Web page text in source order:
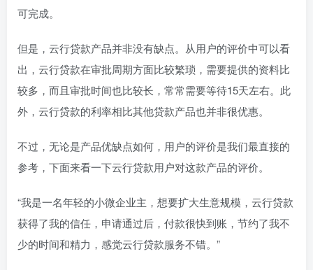
可完成。
但是，云行贷款产品并非没有缺点。从用户的评价中可以看
出，云行贷款在审批周期方面比较繁琐，需要提供的资料比
较多，而且审批时间也比较长，常常需要等待15天左右。此
外，云行贷款的利率相比其他贷款产品也并非很优惠。
不过，无论是产品优缺点如何，用户的评价是我们最直接的
参考，下面来看一下云行贷款用户对这款产品的评价。
“我是一名年轻的小微企业主，想要扩大生意规模，云行贷款
获得了我的信任，申请通过后，付款很快到账，节约了我不
少的时间和精力，感觉云行贷款服务不错。”